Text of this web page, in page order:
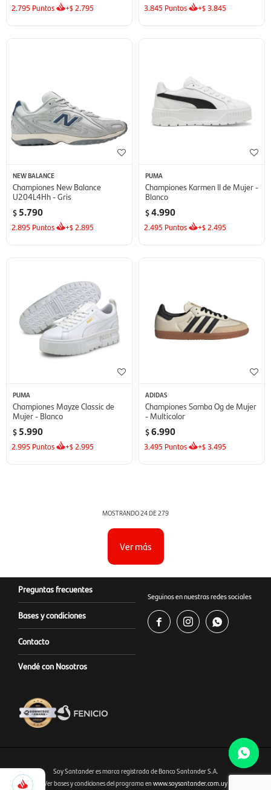
Selecciona
1.245
2.795 Puntos +$ 2.795 3.845 Puntos +$ 3.845
NEW BALANCE
Championes New Balance
U204L4Hh - Gris
$ 5.790
2.895 Puntos +$ 2.895
PUMA
Championes Karmen II de Mujer -
Blanco
$4.990
2.495 Puntos +$ 2.495
PUMA
Championes Mayze Classic de
Mujer - Blanco
$ 5.990
2.995 Puntos +$ 2.995
ADIDAS
Championes Samba Og de Mujer
- Multicolor
$6.990
3.495 Puntos +$ 3.495
MOSTRANDO24DE279
Ver más
Preguntas frecuentes
Bases y condiciones
Contacto
Vendé con Nosotros
Seguinos en nuestras redes sociales
  
Soy Santander es marca registrada de Banco Santander S.A.
Ver bases y condiciones del programa en www.soysantander.com.uy